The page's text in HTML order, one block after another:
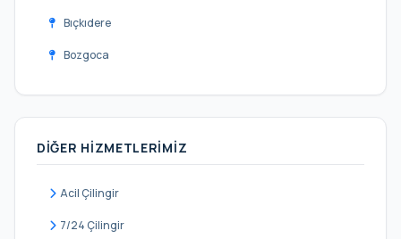
Bıçkıdere
Bozgoca
Çataklı
Çavuş
DIĞER HIZMETLERIMIZ
Acil Çilingir
7/24 Çilingir